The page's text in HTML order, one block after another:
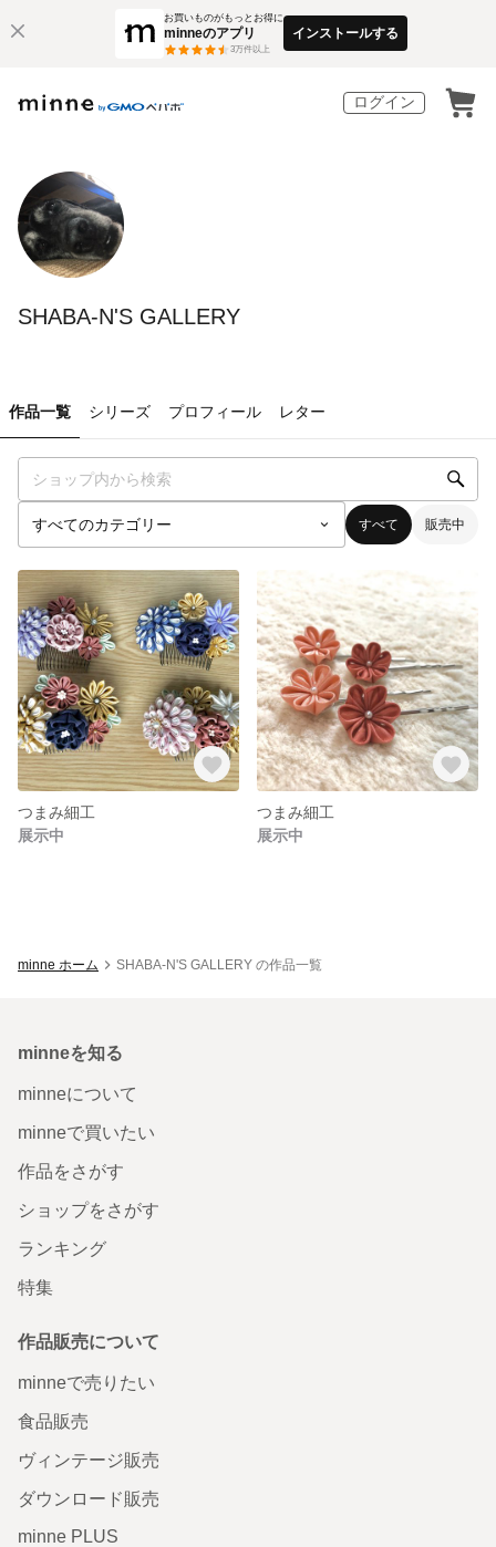
お買いものがもっとお得に
minneのアプリ
3万件以上
インストールする
ログイン
SHABA-N'S GALLERY
作品一覧 シリーズ プロフィール レター
すべて 販売中
つまみ細工
展示中
つまみ細工
展示中
minne ホーム SHABA-N'S GALLERY の作品一覧
minneを知る
minneについて
minneで買いたい
作品をさがす
ショップをさがす
ランキング
特集
作品販売について
minneで売りたい
食品販売
ヴィンテージ販売
ダウンロード販売
minne PLUS